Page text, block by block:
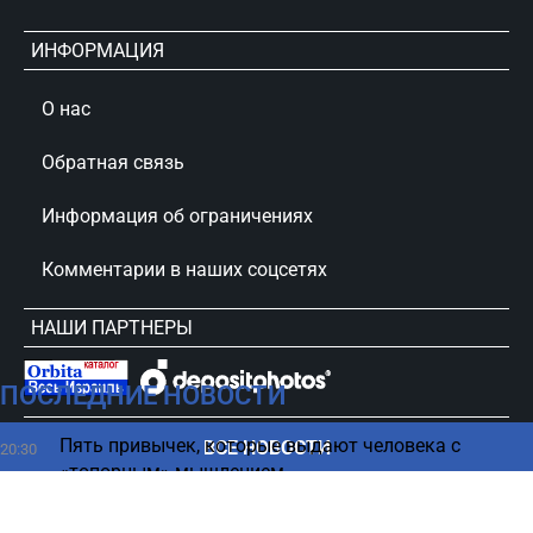
ПОСЛЕДНИЕ НОВОСТИ
20:30
Пять привычек, которые выдают человека с
«топорным» мышлением
ВСЕ НОВОСТИ
ИНФОРМАЦИЯ
О нас
Обратная связь
Информация об ограничениях
Комментарии в наших соцсетях
НАШИ ПАРТНЕРЫ
сursorinfo.co.il © Все права защищены